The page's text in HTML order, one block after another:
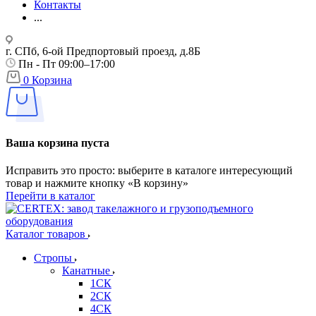
Контакты
...
г. СПб, 6-ой Предпортовый проезд, д.8Б
Пн - Пт 09:00–17:00
0 Корзина
Ваша корзина пуста
Исправить это просто: выберите в каталоге интересующий
товар и нажмите кнопку «В корзину»
Перейти в каталог
Каталог товаров
Стропы
Канатные
1СК
2СК
4СК